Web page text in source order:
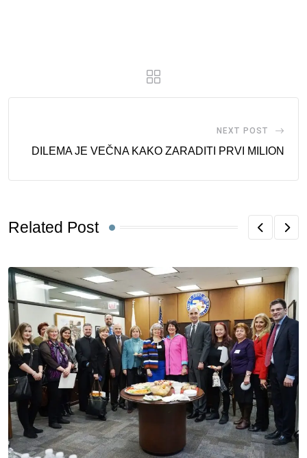
NEXT POST
DILEMA JE VEČNA KAKO ZARADITI PRVI MILION
Related Post